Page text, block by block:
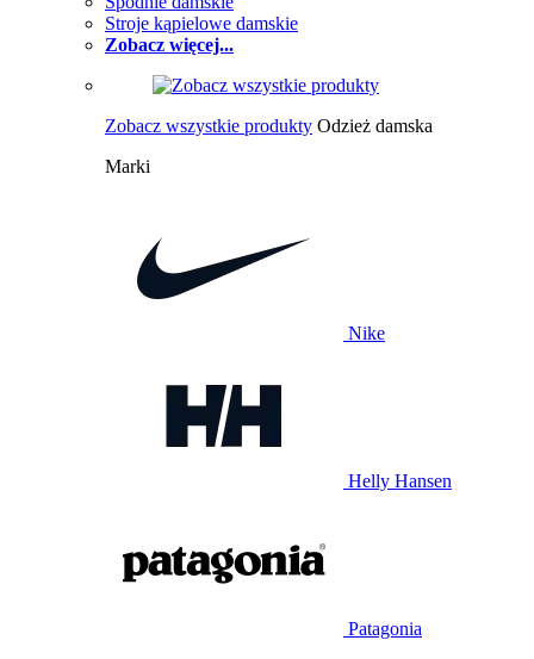
Stroje kąpielowe damskie
Zobacz więcej...
Zobacz wszystkie produkty Odzież damska
Marki
Nike
Helly Hansen
Patagonia